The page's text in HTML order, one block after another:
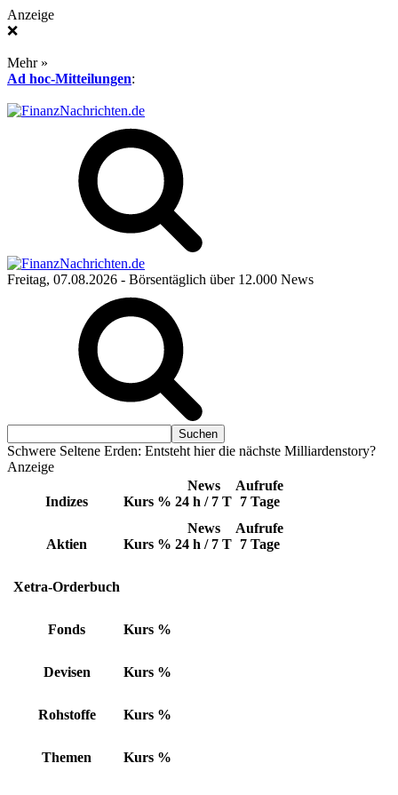
Anzeige
❌
Mehr »
Ad hoc-Mitteilungen:
Freitag, 07.08.2026 - Börsentäglich über 12.000 News
Schwere Seltene Erden: Entsteht hier die nächste Milliardenstory?
Anzeige
Indizes Kurs %
News
24 h / 7 T
Aufrufe
7 Tage
Aktien Kurs %
News
24 h / 7 T
Aufrufe
7 Tage
Xetra-Orderbuch
Fonds Kurs %
Devisen Kurs %
Rohstoffe Kurs %
Themen Kurs %